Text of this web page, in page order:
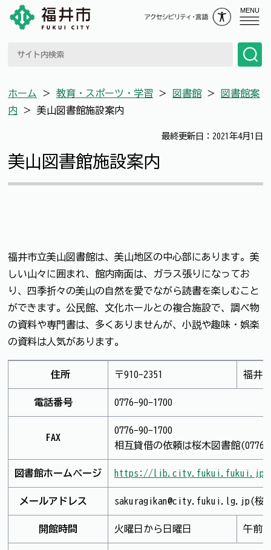
MENU
ホーム ＞ 教育・スポーツ・学習 ＞ 図書館＞
図書館案
内 ＞ 美山図書館施設案内
最終更新日：2021年4月1日
美山図書館施設案内
福井市立美山図書館は、美山地区の中心部にあります。美
しい山々に囲まれ、館内南面は、ガラス張りになってお
り、四季折々の美山の自然を愛でながら読書を楽しむこと
ができます。公民館、文化ホールとの複合施設で、調べ物
の資料や専門書は、多くありませんが、小説や趣味・娯楽
の資料は人気があります。
住所 〒910-2351 福井
電話番号 0776-90-1700
FAX
0776-90-1700
相互貸借の依頼は桜木図書館
図書館ホームページ https://lib.city.fukui.fukui.jp
メールアドレス sakuragikan@city.fukui.lg.jp(桜
開館時間 火曜日から日曜日 午前